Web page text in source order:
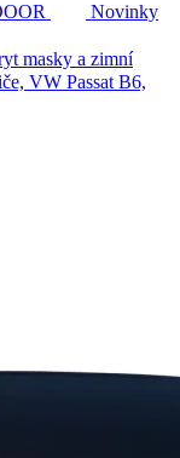
Novinky
masky a zimní
VW Passat B6,